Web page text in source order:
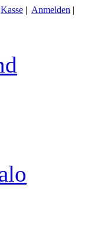
Kasse | Anmelden |